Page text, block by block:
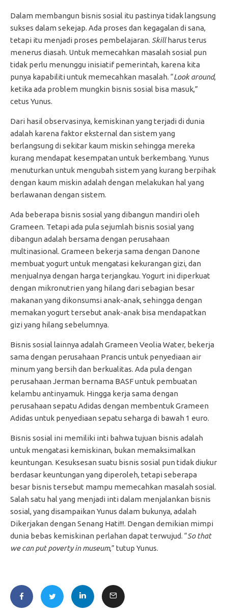
Dalam membangun bisnis sosial itu pastinya tidak langsung
sukses dalam sekejap. Ada proses dan kegagalan di sana,
tetapi itu menjadi proses pembelajaran. Skillharus terus
menerus diasah. Untuk memecahkan masalah sosial pun
tidak perlu menunggu inisiatif pemerintah, karena kita
punya kapabiliti untuk memecahkan masalah. “Look around,
ketika ada problem mungkin bisnis sosial bisa masuk,”
cetus Yunus.
Dari hasil observasinya, kemiskinan yang terjadi di dunia
adalah karena faktor eksternal dan sistem yang
berlangsung di sekitar kaum miskin sehingga mereka
kurang mendapat kesempatan untuk berkembang. Yunus
menuturkan untuk mengubah sistem yang kurang berpihak
dengan kaum miskin adalah dengan melakukan hal yang
berlawanan dengan sistem.
Ada beberapa bisnis sosial yang dibangun mandiri oleh
Grameen. Tetapi ada pula sejumlah bisnis sosial yang
dibangun adalah bersama dengan perusahaan
multinasional. Grameen bekerja sama dengan Danone
membuat yogurt untuk mengatasi kekurangan gizi, dan
menjualnya dengan harga terjangkau. Yogurt ini diperkuat
dengan mikronutrien yang hilang dari sebagian besar
makanan yang dikonsumsi anak-anak, sehingga dengan
memakan yogurt tersebut anak-anak bisa mendapatkan
gizi yang hilang sebelumnya.
Bisnis sosial lainnya adalah Grameen Veolia Water, bekerja
sama dengan perusahaan Prancis untuk penyediaan air
minum yang bersih dan berkualitas. Ada pula dengan
perusahaan Jerman bernama BASF untuk pembuatan
kelambu antinyamuk. Hingga kerja sama dengan
perusahaan sepatu Adidas dengan membentuk Grameen
Adidas untuk penyediaan sepatu seharga di bawah 1 euro.
Bisnis sosial ini memiliki inti bahwa tujuan bisnis adalah
untuk mengatasi kemiskinan, bukan memaksimalkan
keuntungan. Kesuksesan suatu bisnis sosial pun tidak diukur
berdasar keuntungan yang diperoleh, tetapi seberapa
besar bisnis tersebut mampu memecahkan masalah sosial.
Salah satu hal yang menjadi inti dalam menjalankan bisnis
sosial, yang disampaikan Yunus dalam bukunya, adalah
Dikerjakan dengan Senang Hati!!!. Dengan demikian mimpi
dunia bebas kemiskinan perlahan dapat terwujud. “So that
we can put poverty in museum,” tutup Yunus.